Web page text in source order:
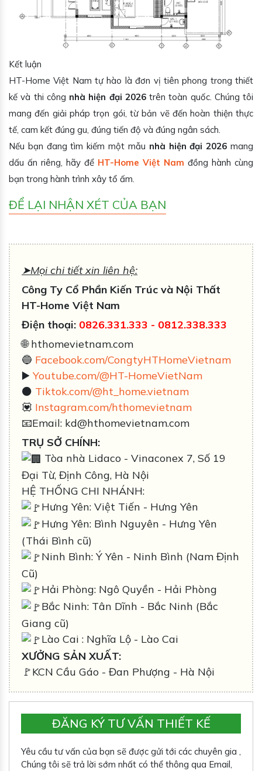
Kết luận
HT-Home Việt Nam tự hào là đơn vị tiên phong trong thiết
kế và thi công nhà hiện đại 2026trên toàn quốc. Chúng tôi
mang đến giải pháp trọn gói, từ bản vẽ đến hoàn thiện thực
tế, cam kết đúng gu, đúng tiến độ và đúng ngân sách.
Nếu bạn đang tìm kiếm một mẫu nhà hiện đại 2026 mang
dấu ấn riêng, hãy để HT-Home Việt Nam đồng hành cùng
bạn trong hành trình xây tổ ấm.
ĐỂ LẠI NHẬN XÉT CỦA BẠN
➤Mọi chi tiết xin liên hệ:
Công Ty Cổ Phần Kiến Trúc và Nội Thất
HT-Home Việt Nam
Điện thoại: 0826.331.333 - 0812.338.333
🌐 hthomevietnam.com
🔵 Facebook.com/CongtyHTHomeVietnam
▶️ Youtube.com/@HT-HomeVietNam
⚫️ Tiktok.com/@ht_home.vietnam
💟 Instagram.com/hthomevietnam
📧Email: kd@hthomevietnam.com
TRỤ SỞ CHÍNH:
Tòa nhà Lidaco - Vinaconex 7, Số 19
Đại Từ, Định Công, Hà Nội
HỆ THỐNG CHI NHÁNH:
Hưng Yên: Việt Tiến - Hưng Yên
Hưng Yên: Bình Nguyên - Hưng Yên
(Thái Bình cũ)
Ninh Bình: Ý Yên - Ninh Bình (Nam Định
Cũ)
Hải Phòng: Ngô Quyền - Hải Phòng
Bắc Ninh: Tân Dĩnh - Bắc Ninh (Bắc
Giang cũ)
Lào Cai : Nghĩa Lộ - Lào Cai
XƯỞNG SẢN XUẤT:
🚩KCN Cầu Gáo - Đan Phượng - Hà Nội
ĐĂNG KÝ TƯ VẤN THIẾT KẾ
Yêu cầu tư vấn của bạn sẽ được gửi tới các chuyên gia ,
Chúng tôi sẽ trả lời sớm nhất có thể thông qua Email,